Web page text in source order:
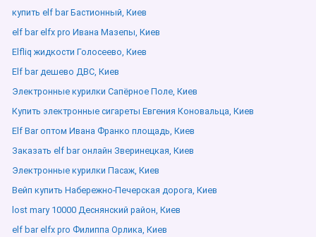
купить elf bar Бастионный, Киев
elf bar elfx pro Ивана Мазепы, Киев
Elfliq жидкости Голосеево, Киев
Elf bar дешево ДВС, Киев
Электронные курилки Сапёрное Поле, Киев
Купить электронные сигареты Евгения Коновальца, Киев
Elf Bar оптом Ивана Франко площадь, Киев
Заказать elf bar онлайн Зверинецкая, Киев
Электронные курилки Пасаж, Киев
Вейп купить Набережно-Печерская дорога, Киев
lost mary 10000 Деснянский район, Киев
elf bar elfx pro Филиппа Орлика, Киев